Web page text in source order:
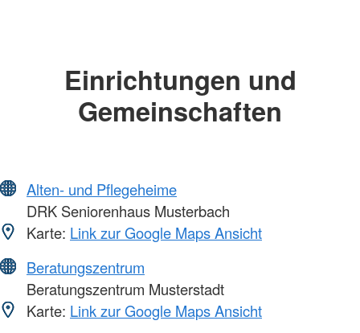
Einrichtungen und
Gemeinschaften
Alten- und Pflegeheime
DRK Seniorenhaus Musterbach
Karte: Link zur Google Maps Ansicht
Beratungszentrum
Beratungszentrum Musterstadt
Karte: Link zur Google Maps Ansicht